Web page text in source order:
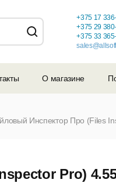
+375 17
+375 29
+375 33
О магазине
Pro)